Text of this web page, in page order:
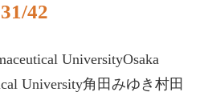
31/42
UniversityOsaka
University角田みゆき村田